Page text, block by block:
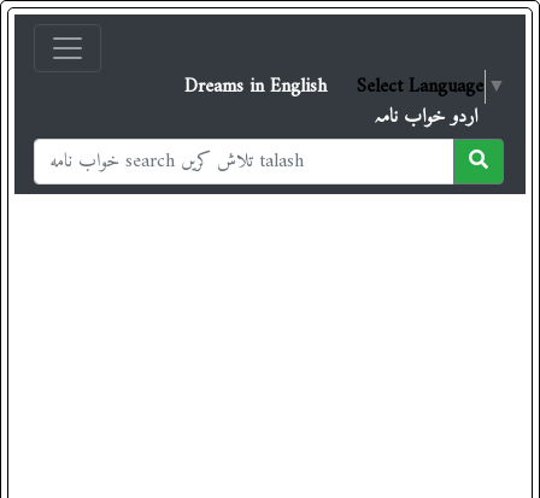
Select Language ▼
Dreams in English
اردو خواب نامہ